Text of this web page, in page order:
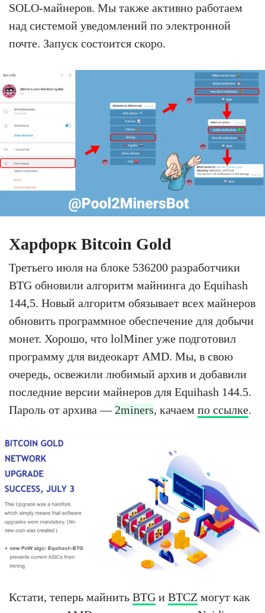
SOLO-майнеров. Мы также активно работаем
над системой уведомлений по электронной
почте. Запуск состоится скоро.
Харфорк Bitcoin Gold
Третьего июля на блоке 536200 разработчики
BTG обновили алгоритм майнинга до Equihash
144,5. Новый алгоритм обязывает всех майнеров
обновить программное обеспечение для добычи
монет. Хорошо, что lolMiner уже подготовил
программу для видеокарт AMD. Мы, в свою
очередь, освежили любимый архив и добавили
последние версии майнеров для Equihash 144.5.
Пароль от архива — 2miners, качаем по ссылке.
Кстати, теперь майнить BTG и BTCZ могут как